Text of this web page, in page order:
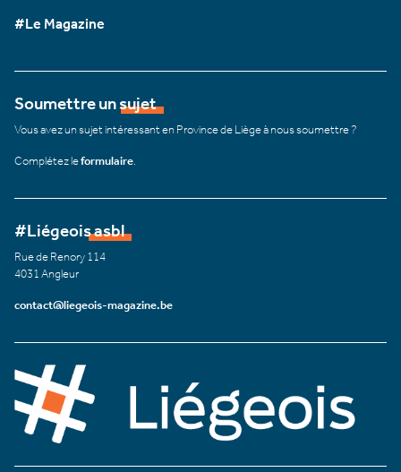
#Le Magazine
Soumettre un sujet
Vous avez un sujet intéressant en Province de Liège à nous soumettre ?
Complétez leformulaire
#Liégeois asbl
Rue de Renory 114
4031 Angleur
contact@liegeois-magazine.be